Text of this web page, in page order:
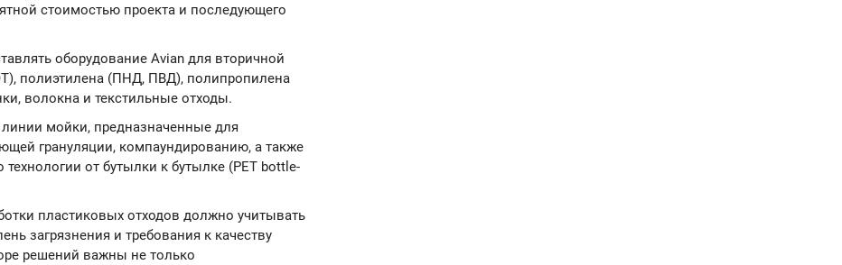
стоимостью проекта и последующего
оборудование Avian для вторичной
полиэтилена (ПНД, ПВД), полипропилена
волокна и текстильные отходы.
мойки, предназначенные для
грануляции, компаундированию, а также
от бутылки к бутылке (PET bottle-
пластиковых отходов должно учитывать
загрязнения и требования к качеству
решений важны не только